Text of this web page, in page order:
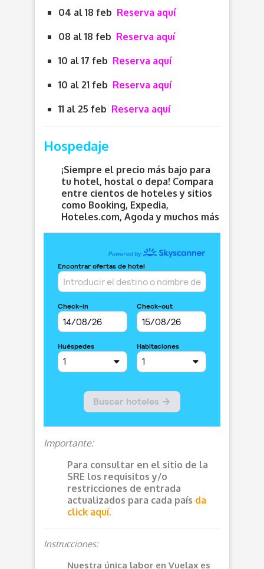
04 al 18 feb Reserva aquí
08 al 18 feb Reserva aquí
10 al 17 feb Reserva aquí
10 al 21 feb Reserva aquí
11 al 25 feb Reserva aquí
Hospedaje
¡Siempre el precio más bajo para
tu hotel, hostal o depa! Compara
entre cientos de hoteles y sitios
como Booking, Expedia,
Hoteles.com, Agoda y muchos más
Importante:
Para consultar en el sitio de la
SRE los requisitos y/o
restricciones de entrada
actualizados para cada país da
click aquí.
Instrucciones:
Nuestra única labor en Vuelax es